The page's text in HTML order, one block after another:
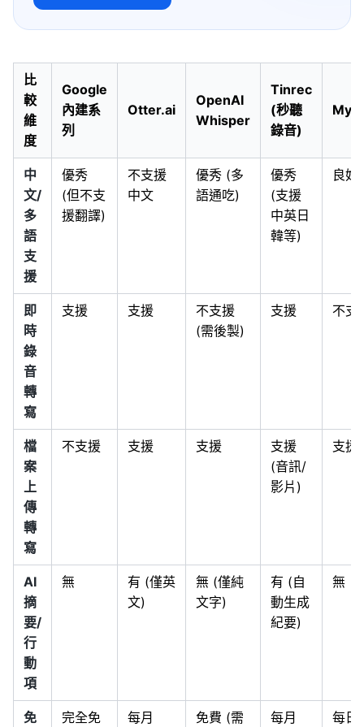
比
較
維
度
Google
內建系
列
Otter.ai
OpenAI
Whisper
Tinrec
(秒聽
錄音)
中
文/
多
語
支
援
優秀
(但不支
援翻譯)
不支援
中文
優秀 (多
語通吃)
優秀
(支援
中英日
韓等)
良好
即
時
錄
音
轉
寫
支援 支援
不支援
(需後製)
支援 不支
檔
案
上
傳
轉
寫
不支援 支援 支援
支援
(音訊/
影片)
支援
AI
摘
要/
行
動
項
無
有 (僅英
文)
無 (僅純
文字)
有 (自
動生成
紀要)
無
免
完全免
每月
免費 (需
每月
每日